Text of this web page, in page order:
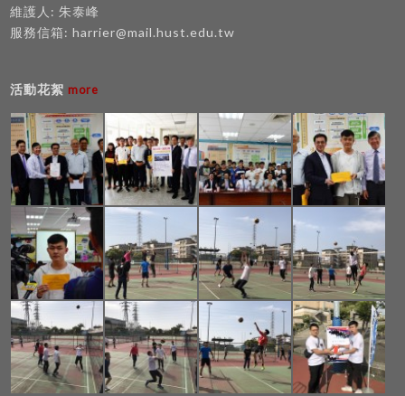
維護人: 朱泰峰
服務信箱:harrier@mail.hust.edu.tw
活動花絮 more